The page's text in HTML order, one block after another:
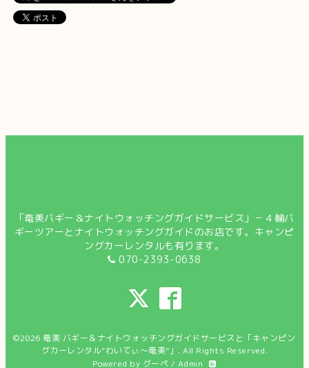
「奄美バギー＆ナイトウォッチングガイドサービス」－４輪バ
ギーツアーとナイトウォッチングガイドのお店です。キャンピ
ングカーレンタルも有ります。
070-2393-0638
©2026 奄美 バギー＆ナイトウォッチングガイドサービスと「キャンピン
グカーレンタル"わいてぃ～奄美”」 . All Rights Reserved.
Powered by グーペ / Admin